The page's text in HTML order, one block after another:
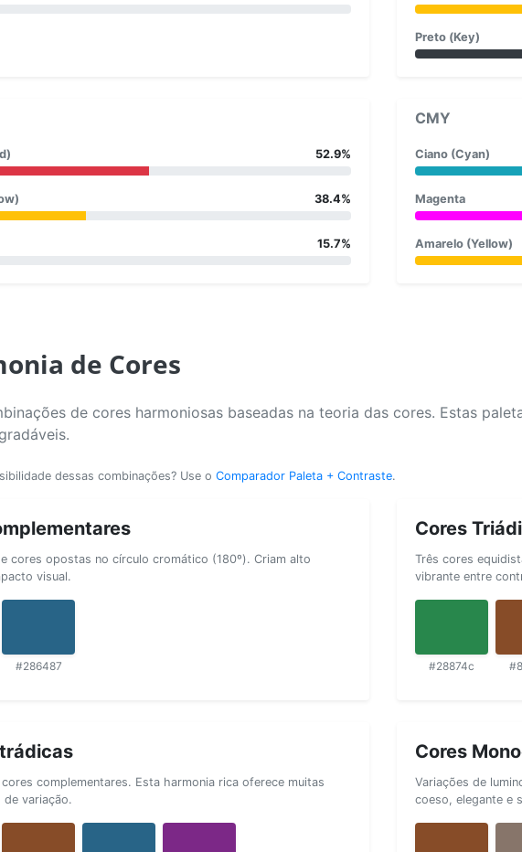
Preto (Key)
52.9%
38.4%
15.7%
CMY
Ciano (Cyan)
Magenta
Amarelo (Yellow)
de Cores
de cores harmoniosas baseadas na teoria das cores. Estas
dessas combinações? Use o Comparador Paleta + Contraste.
cores opostas no círculo cromático (180º). Criam alto
visual.
#286487
Cores
Três cores
vibrante entre
#28874c
complementares. Esta harmonia rica oferece muitas
variação.
Cores
Variações de
coeso, elegante e